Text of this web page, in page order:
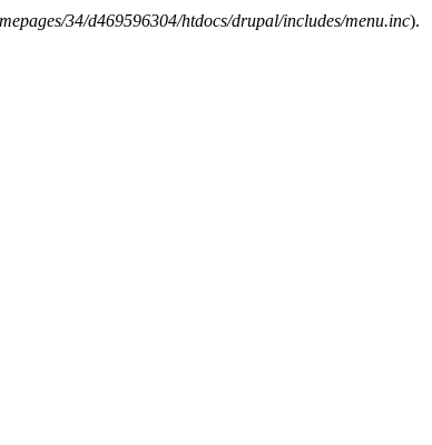
34/d469596304/htdocs/drupal/includes/menu.inc).